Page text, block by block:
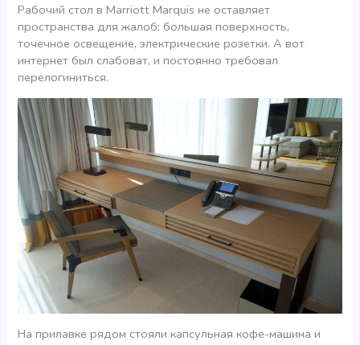
Рабочий стол в Marriott Marquis не оставляет
пространства для жалоб: большая поверхность,
точечное освещение, электрические розетки. А вот
интернет был слабоват, и постоянно требовал
перелогиниться.
На прилавке рядом стояли капсульная кофе-машина и